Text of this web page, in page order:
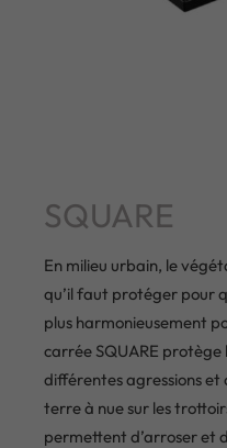
SQUARE
En milieu urbain, le
qu’il faut protéger pour
plus harmonieusement
carrée SQUARE
différentes agressions et
terre à nue sur les
permettent d’arroser et